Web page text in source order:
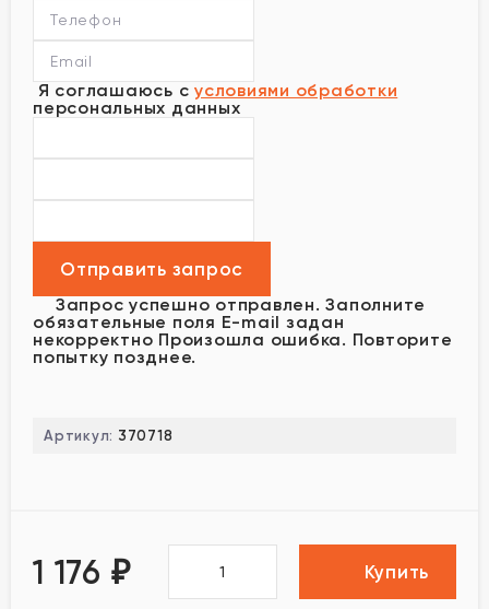
Я соглашаюсь с условиями обработки
персональных данных
Запрос успешно отправлен. Заполните
обязательные поля E-mail задан
некорректно Произошла ошибка. Повторите
попытку позднее.
Артикул: 370718
1 176 ₽ Купить